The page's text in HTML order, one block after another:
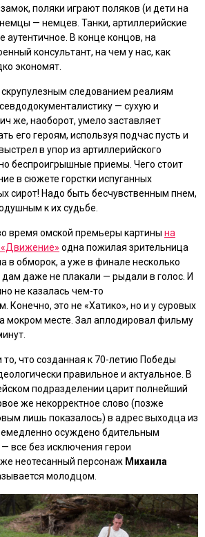
поляки играют поляков (и дети на
— немцев. Танки, артиллерийские
В конце концов, на
консультант, на чем у нас, как
экономят.
следованием реалиям
— сухую и
же, наоборот, умело заставляет
его героям, используя подчас пусть и
в упор из артиллерийского
беспроигрышные приемы. Чего стоит
в сюжете горстки испуганных
сирот! Надо быть бесчувственным пнем,
к их судьбе.
время омской премьеры картины на
«Движение» одна пожилая зрительница
в обморок, а уже в финале несколько
даже не плакали — рыдали в голос. И
не казалась чем-то
Конечно, это не «Хатико», но и у суровых
мокром месте. Зал аплодировал фильму
то, что созданная к 70-летию Победы
правильное и актуальное. В
подразделении царит полнейший
же некорректное слово (позже
лишь показалось) в адрес выходца из
осуждено бдительным
все без исключения герои
неотесанный персонаж Михаила
молодцом.